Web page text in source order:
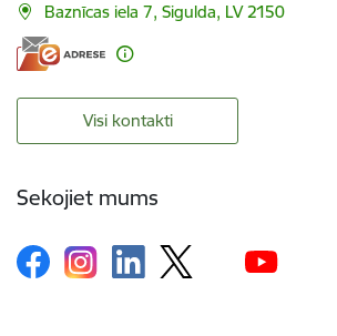
Baznīcas iela 7, Sigulda, LV 2150
Visi kontakti
Sekojiet mums